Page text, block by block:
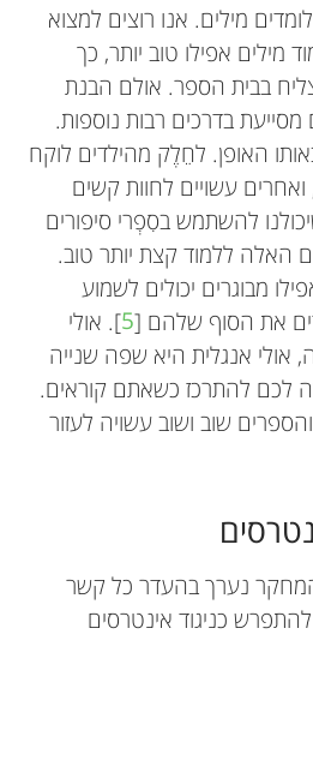
מילים. אנו רוצים למצוא
מילים אפילו טוב יותר, כך
בבית הספר. אולם הבנת
מסייעת בדרכים רבות נוספות.
האופן. לחֵלֶק מהילדים לוקח
עשויים לחוות קשים
להשתמש בסִפְרי סיפורים
האלה ללמוד קצת יותר טוב.
מבוגרים יכולים לשמוע
את הסוף שלהם [5]. אולי
אולי אנגלית היא שפה שנייה
לכם להתרכז כשאתם קוראים.
שוב ושוב עשויה לעזור
נערך בהעדר כל קשר
כניגוד אינטרסים